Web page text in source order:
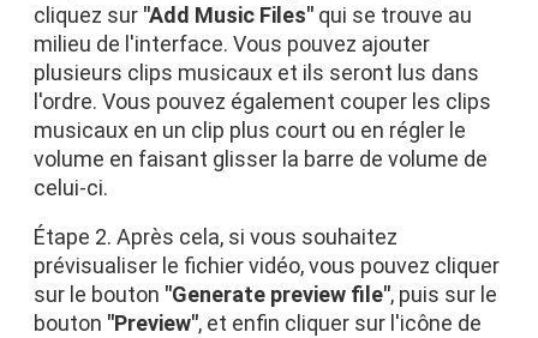
cliquez sur "Add Music Files" qui se trouve au
milieu de l'interface. Vous pouvez ajouter
plusieurs clips musicaux et ils seront lus dans
l'ordre. Vous pouvez également couper les clips
musicaux en un clip plus court ou en régler le
volume en faisant glisser la barre de volume de
celui-ci.
Étape 2. Après cela, si vous souhaitez
prévisualiser le fichier vidéo, vous pouvez cliquer
sur le bouton "Generate preview file", puis sur le
bouton "Preview", et enfin cliquer sur l'icône de